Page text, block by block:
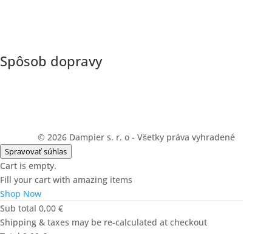
Spôsob dopravy
© 2026 Dampier s. r. o - Všetky práva vyhradené
Spravovať súhlas
Cart is empty.
Fill your cart with amazing items
Shop Now
Sub total 0,00 €
Shipping & taxes may be re-calculated at checkout